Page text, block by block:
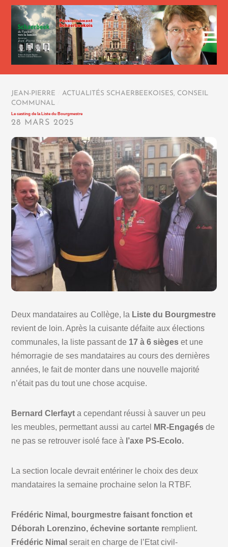
JEAN-PIERRE ACTUALITÉS SCHAERBEEKOISES, CONSEIL
COMMUNAL
Le casting de la Liste du Bourgmestre
28 MARS 2025
Deux mandataires au Collège, la Liste du Bourgmestre
revient de loin. Après la cuisante défaite aux élections
communales, la liste passant de 17 à 6 sièges et une
hémorragie de ses mandataires au cours des dernières
années, le fait de monter dans une nouvelle majorité
n’était pas du tout une chose acquise.
Bernard Clerfayt a cependant réussi à sauver un peu
les meubles, permettant aussi au cartel
MR-Engagés de
ne pas se retrouver isolé face à l’axe PS-Ecolo.
La section locale devrait entériner le choix des deux
mandataires la semaine prochaine selon la RTBF.
Frédéric Nimal, bourgmestre faisant fonction et
Déborah Lorenzino, échevine sortante remplient.
Frédéric Nimal serait en charge de l’Etat civil-